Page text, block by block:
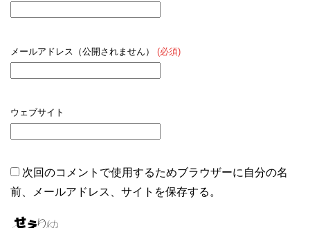
メールアドレス（公開されません） (必須)
ウェブサイト
次回のコメントで使用するためブラウザーに自分の名
前、メールアドレス、サイトを保存する。